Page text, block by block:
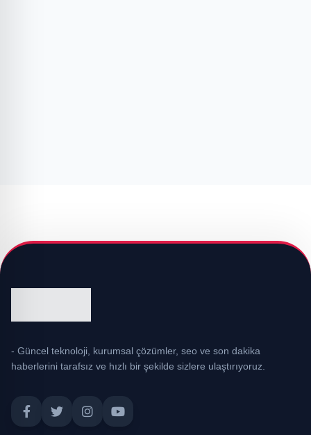
- Güncel teknoloji, kurumsal çözümler, seo ve son dakika
haberlerini tarafsız ve hızlı bir şekilde sizlere ulaştırıyoruz.